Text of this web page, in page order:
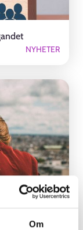
Om
NYHETER